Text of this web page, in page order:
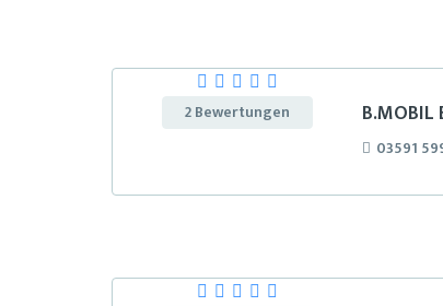
2 Bewertungen
03591